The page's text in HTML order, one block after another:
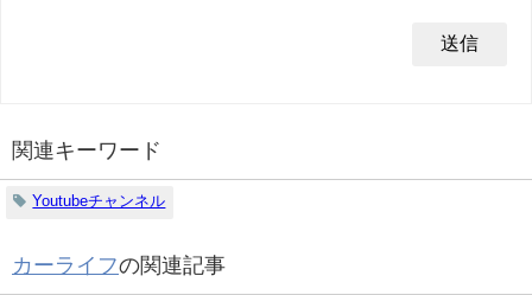
関連キーワード
Youtubeチャンネル
カーライフの関連記事